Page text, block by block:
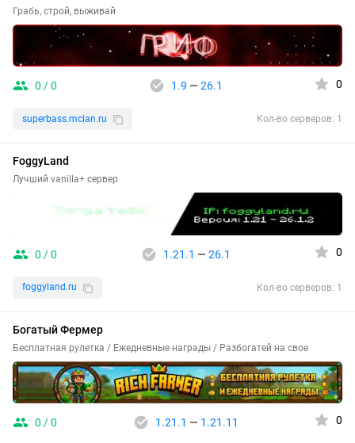
Грабь, строй, выживай
0 / 0 1.9 — 26.1 0
superbass.mclan.ru Кол-во серверов: 1
FoggyLand
Лучший vanilla+ сервер
0 / 0 1.21.1 — 26.1 0
foggyland.ru Кол-во серверов: 1
Богатый Фермер
Бесплатная рулетка / Ежедневные награды / Разбогатей на свое
0 / 0 1.21.1 — 1.21.11 0